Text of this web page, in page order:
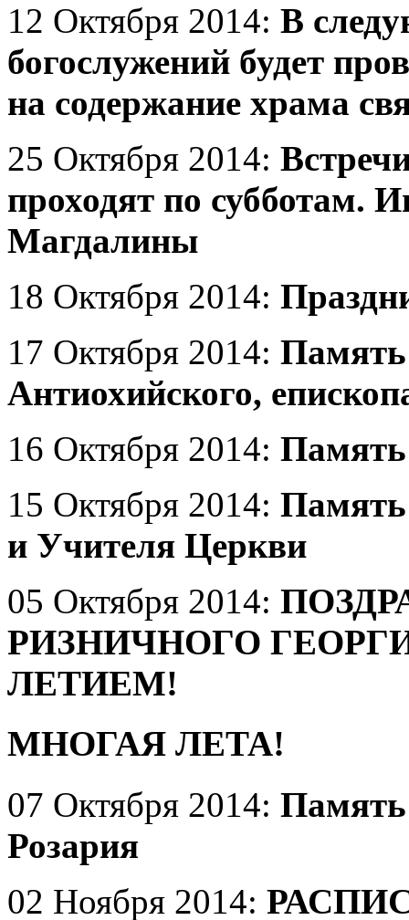
12 Октября 2014: В
богослужений будет
на содержание храма
25 Октября 2014:
проходят по субботам.
Магдалины
18 Октября 2014:
17 Октября 2014: Память
Антиохийского,
16 Октября 2014: Память
15 Октября 2014: Память
и Учителя Церкви
05 Октября 2014:
РИЗНИЧНОГО
ЛЕТИЕМ!
МНОГАЯ ЛЕТА!
07 Октября 2014:
Розария
02 Ноября 2014: